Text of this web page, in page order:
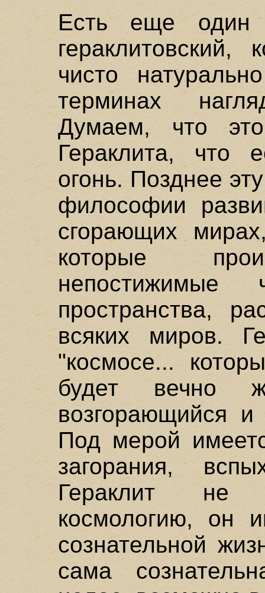
Есть еще один
чисто
терминах
Думаем, что
Гераклита, что
огонь. Позднее
философии
сгорающих
которые
непостижимые
пространства,
всяких миров.
"космосе...
будет вечно
возгорающийся
Под мерой
загорания,
Гераклит не
космологию, он
сознательной
сама